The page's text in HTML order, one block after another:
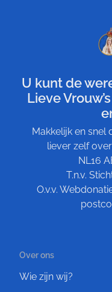
U kunt de
Lieve
Makkelijk en snel
liever zelf
NL16
T.n.v.
O.v.v.
Over ons
Wie zijn wij?